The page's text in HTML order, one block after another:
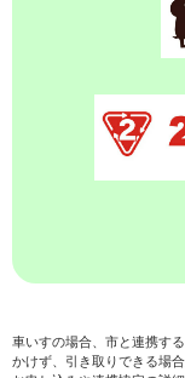
車いすの場合、市と連携す
かけず、引き取りできる場合